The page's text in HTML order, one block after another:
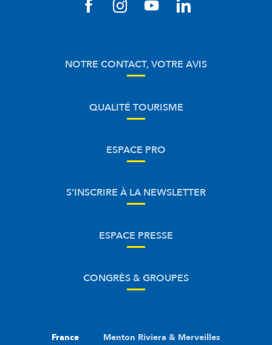
NOTRE CONTACT, VOTRE AVIS
QUALITÉ TOURISME
ESPACE PRO
S’INSCRIRE À LA NEWSLETTER
ESPACE PRESSE
CONGRÈS & GROUPES
France Menton Riviera & Merveilles